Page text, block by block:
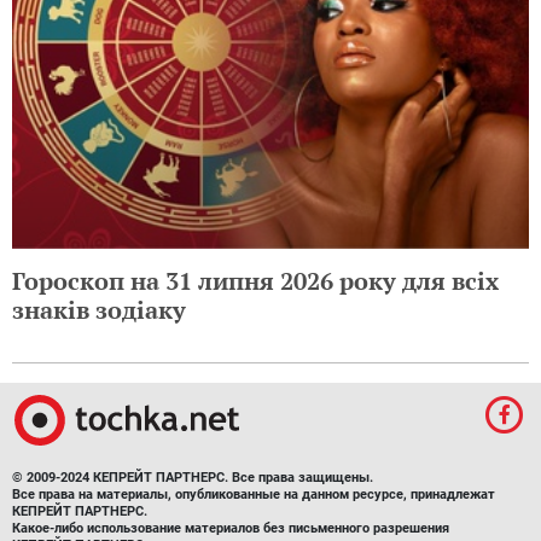
Гороскоп на 31 липня 2026 року для всіх
знаків зодіаку
© 2009-2024 КЕПРЕЙТ ПАРТНЕРС. Все права защищены.
Все права на материалы, опубликованные на данном ресурсе, принадлежат
КЕПРЕЙТ ПАРТНЕРС.
Какое-либо использование материалов без письменного разрешения